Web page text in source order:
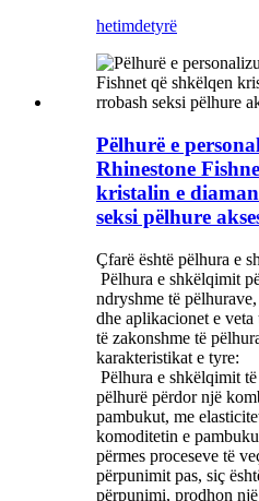
hetimdetyrë
Pëlhurë e
Rhinestone
kristalin e
seksi pëlhure
Çfarë është pëlhura e
Pëlhura e shkëlqimit
ndryshme të
dhe aplikacionet e
të zakonshme të
karakteristikat e tyre:
Pëlhura e shkëlqimit
pëlhurë përdor një
pambukut, me
komoditetin e
përmes proceseve të
përpunimit pas, siç
përpunimi, prodhon